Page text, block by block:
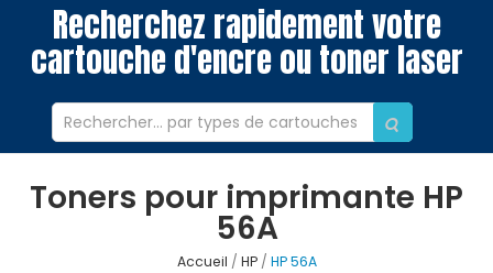
Recherchez rapidement votre
cartouche d'encre ou toner laser
Toners pour imprimante HP
56A
Accueil HP HP 56A